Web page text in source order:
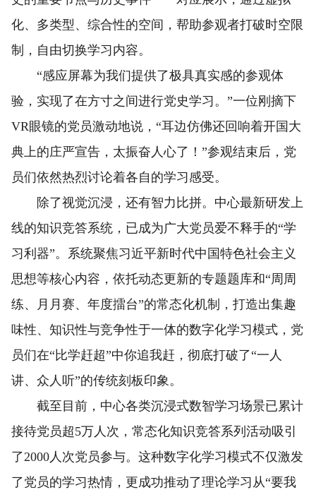
化、多类型、综合性的空间，帮助参观者打破时空限
制，自由切换学习内容。
“感应屏幕为我们提供了极具真实感的参观体
验，实现了在方寸之间进行党史学习。”一位刚摘下
VR眼镜的党员激动地说，“耳边仿佛还回响着开国大
典上的庄严宣告，太振奋人心了！”参观结束后，党
员们依然热烈讨论着各自的学习感受。
除了视觉沉浸，还有智力比拼。中心最新研发上
线的知识竞答系统，已成为广大党员爱不释手的“学
习利器”。系统聚焦习近平新时代中国特色社会主义
思想等核心内容，依托动态更新的专题题库和“周周
练、月月赛、年度擂台”的常态化机制，打造出集趣
味性、知识性与竞争性于一体的数字化学习模式，党
员们在“比学赶超”中你追我赶，彻底打破了“一人
讲、众人听”的传统刻板印象。
截至目前，中心各类沉浸式数智学习场景已累计
接待党员超5万人次，常态化知识竞答系列活动吸引
了2000人次党员参与。这种数字化学习模式不仅激发
了党员的学习热情，更成功推动了理论学习从“要我